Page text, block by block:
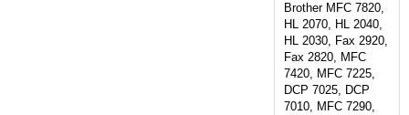
Brother MFC 7820,
HL 2070, HL 2040,
HL 2030, Fax 2920,
Fax 2820, MFC
7420, MFC 7225,
DCP 7025, DCP
7010, MFC 7290,